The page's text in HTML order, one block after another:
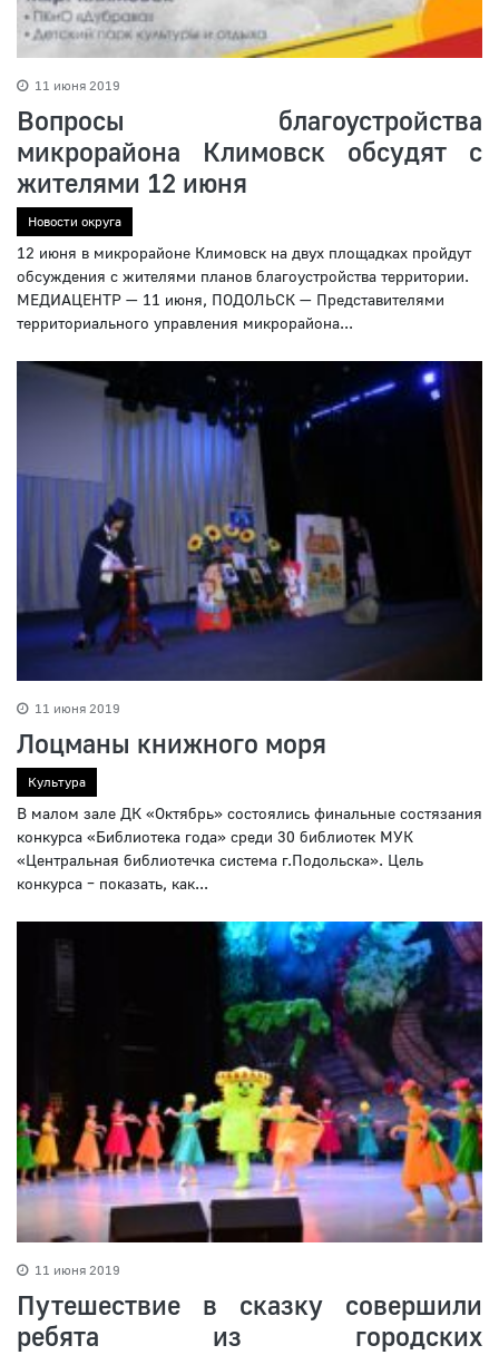
11 июня 2019
Вопросы благоустройства
микрорайона Климовск обсудят с
жителями 12 июня
Новости округа
12 июня в микрорайоне Климовск на двух площадках пройдут
обсуждения с жителями планов благоустройства территории.
МЕДИАЦЕНТР — 11 июня, ПОДОЛЬСК — Представителями
территориального управления микрорайона...
11 июня 2019
Лоцманы книжного моря
Культура
В малом зале ДК «Октябрь» состоялись финальные состязания
конкурса «Библиотека года» среди 30 библиотек МУК
«Центральная библиотечка система г.Подольска». Цель
конкурса – показать, как...
11 июня 2019
Путешествие в сказку совершили
ребята из городских